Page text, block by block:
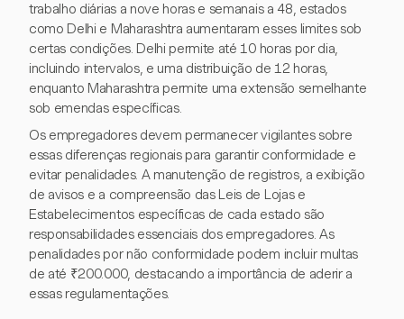
trabalho diárias a nove horas e semanais a 48, estados
como Delhi e Maharashtra aumentaram esses limites sob
certas condições. Delhi permite até 10 horas por dia,
incluindo intervalos, e uma distribuição de 12 horas,
enquanto Maharashtra permite uma extensão semelhante
sob emendas específicas.
Os empregadores devem permanecer vigilantes sobre
essas diferenças regionais para garantir conformidade e
evitar penalidades. A manutenção de registros, a exibição
de avisos e a compreensão das Leis de Lojas e
Estabelecimentos específicas de cada estado são
responsabilidades essenciais dos empregadores. As
penalidades por não conformidade podem incluir multas
de até ₹200.000, destacando a importância de aderir a
essas regulamentações.